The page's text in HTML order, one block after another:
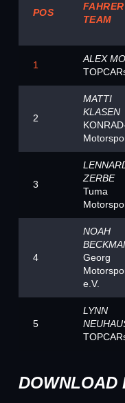
POS
TEAM
1
ALEX
2
MATTI
KLASEN
3
ZERBE
Tuma
4
NOAH
Georg
e.V.
5
LYNN
DOWNLOAD